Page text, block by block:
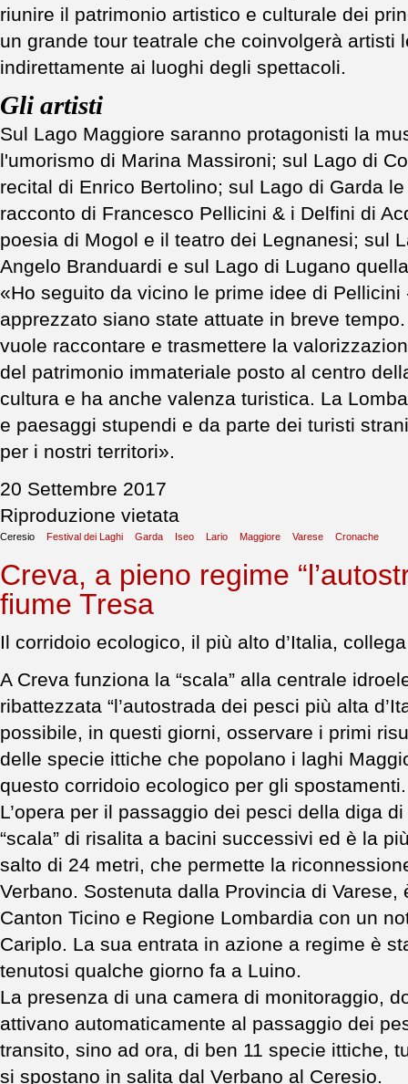
riunire il patrimonio artistico e culturale dei
un grande tour teatrale che coinvolgerà artisti
indirettamente ai luoghi degli spettacoli.
Gli artisti
Sul Lago Maggiore saranno protagonisti la
l'umorismo di Marina Massironi; sul Lago di
recital di Enrico Bertolino; sul Lago di Garda
racconto di Francesco Pellicini & i Delfini di
poesia di Mogol e il teatro dei Legnanesi; sul
Angelo Branduardi e sul Lago di Lugano
«Ho seguito da vicino le prime idee di
apprezzato siano state attuate in breve
vuole raccontare e trasmettere la
del patrimonio immateriale posto al centro
cultura e ha anche valenza turistica. La
e paesaggi stupendi e da parte dei turisti
per i nostri territori».
20 Settembre 2017
Riproduzione vietata
Ceresio Festival dei Laghi Garda Iseo Lario Maggiore Varese Cronache
Creva, a pieno regime
fiume Tresa
Il corridoio ecologico, il più alto d’Italia,
A Creva funziona la “scala” alla centrale
ribattezzata “l’autostrada dei pesci più alta
possibile, in questi giorni, osservare i primi
delle specie ittiche che popolano i laghi
questo corridoio ecologico per gli spostamenti.
L’opera per il passaggio dei pesci della diga
“scala” di risalita a bacini successivi ed è la
salto di 24 metri, che permette la
Verbano. Sostenuta dalla Provincia di
Canton Ticino e Regione Lombardia con un
Cariplo. La sua entrata in azione a regime è
tenutosi qualche giorno fa a Luino.
La presenza di una camera di monitoraggio,
attivano automaticamente al passaggio dei
transito, sino ad ora, di ben 11 specie ittiche,
si spostano in salita dal Verbano al Ceresio.